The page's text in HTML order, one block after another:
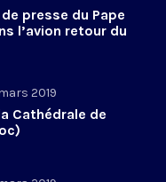
presse du Pape
l’avion retour du
2019
Cathédrale de